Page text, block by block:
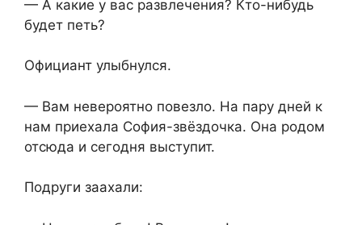
— А какие у вас развлечения? Кто-нибудь
будет петь?
Официант улыбнулся.
— Вам невероятно повезло. На пару дней к
нам приехала София-звёздочка. Она родом
отсюда и сегодня выступит.
Подруги заахали: